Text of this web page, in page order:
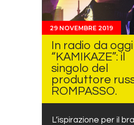
29 NOVEMBRE 2019
In radio da oggi
“KAMIKAZE”: il
singolo del
produttore
ROMPASSO.
L’ispirazione per il